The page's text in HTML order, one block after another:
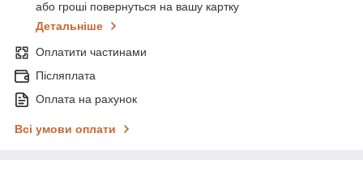
або гроші повернуться на вашу картку
Детальніше
Оплатити частинами
Післяплата
Оплата на рахунок
Всі умови оплати